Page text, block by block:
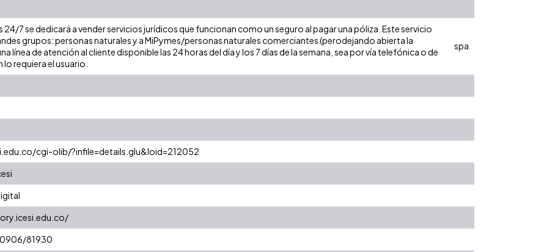
7 se dedicará a vender servicios jurídicos que funcionan como un seguro al pagar una póliza. Este servicio
grupos: personas naturales y a MiPymes/personas naturales comerciantes (perodejando abierta la
línea de atención al cliente disponible las 24 horas del día y los 7 días de la semana, sea por vía telefónica o de
requiera el usuario.
spa
cgi-olib/?infile=details.glu&loid=212052
81930